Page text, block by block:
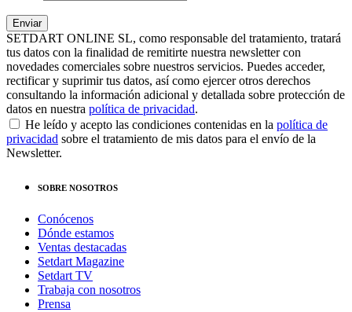
SETDART ONLINE SL, como responsable del tratamiento, tratará
tus datos con la finalidad de remitirte nuestra newsletter con
novedades comerciales sobre nuestros servicios. Puedes acceder,
rectificar y suprimir tus datos, así como ejercer otros derechos
consultando la información adicional y detallada sobre protección de
datos en nuestra política de privacidad.
He leído y acepto las condiciones contenidas en la política de
privacidad sobre el tratamiento de mis datos para el envío de la
Newsletter.
SOBRE NOSOTROS
Conócenos
Dónde estamos
Ventas destacadas
Setdart Magazine
Setdart TV
Trabaja con nosotros
Prensa